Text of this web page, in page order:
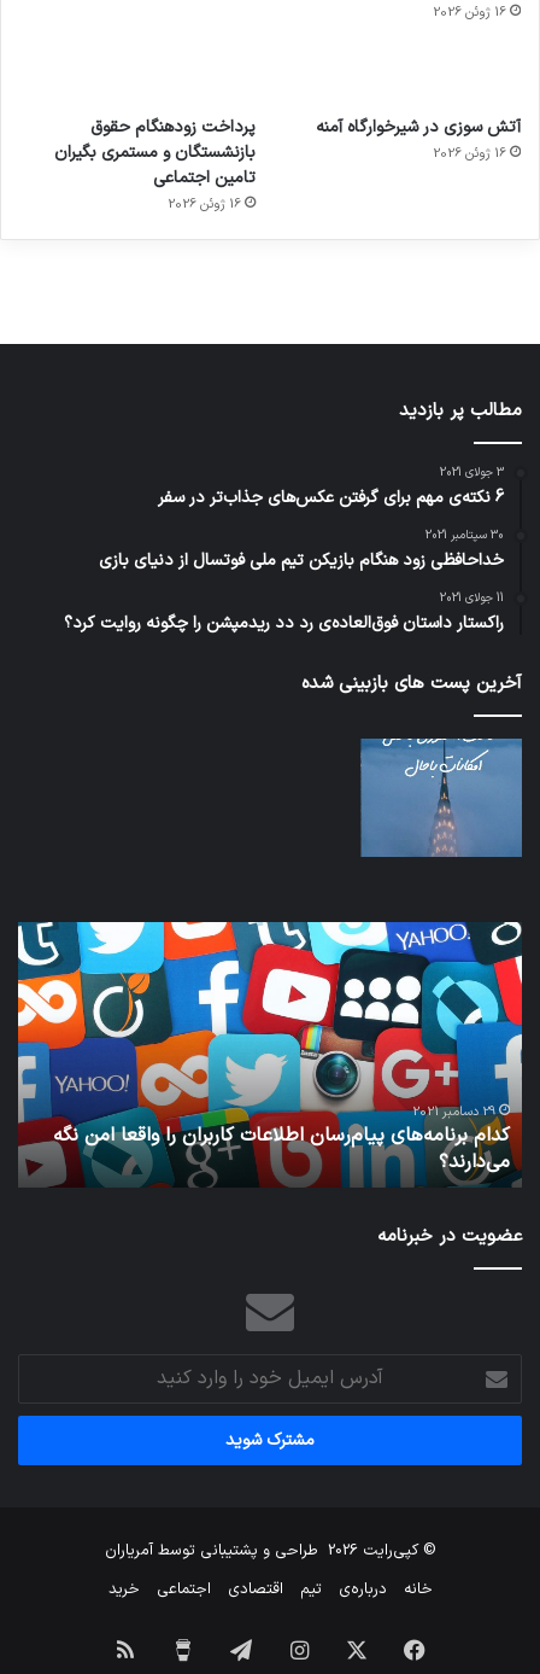
16 ژوئن 2026
آتش سوزی در شیرخوارگاه آمنه
16 ژوئن 2026
پرداخت زودهنگام حقوق
بازنشستگان و مستمری بگیران
تامین اجتماعی
16 ژوئن 2026
برای
کشف
توسط
مجازی
…
ساعت
هوشمند
با طعم
توسط
ژاکت
در
های
2023
توسط
مطالب پر بازدید
3 جولای 2021
6 نکته‌ی مهم برای گرفتن عکس‌های جذاب‌تر در سفر
30 سپتامبر 2021
خداحافظی زود هنگام بازیکن تیم ملی فوتسال از دنیای بازی
11 جولای 2021
راکستار داستان فوق‌العاده‌ی رد دد ریدمپشن را چگونه روایت کرد؟
آخرین پست های بازبینی شده
کدام
برنامه‌های
پیام‌رسان
اطلاعات
کاربران
را
واقعا
امن
نگه
می‌دارند؟
29 دسامبر 2021
کدام برنامه‌های پیام‌رسان اطلاعات کاربران را واقعا امن نگه
می‌دارند؟
اپل
عضویت در خبرنامه
آدرس
ایمیل
خود
وارد
© کپی‌رایت 2026 طراحی و پشتیبانی توسطآمریاران
خانه
درباره‌ی تیم اقتصادی اجتماعی خرید
فیس اینستاگرامتلگرام خوراک